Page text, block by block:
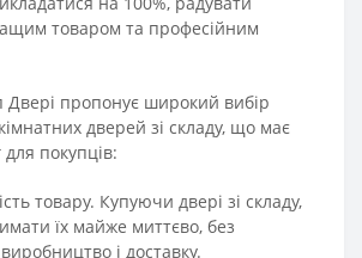
товаром та професійним
пропонує широкий вибір
дверей зі складу, що має
для покупців:
товару. Купуючи двері зі складу,
їх майже миттєво, без
і доставку.